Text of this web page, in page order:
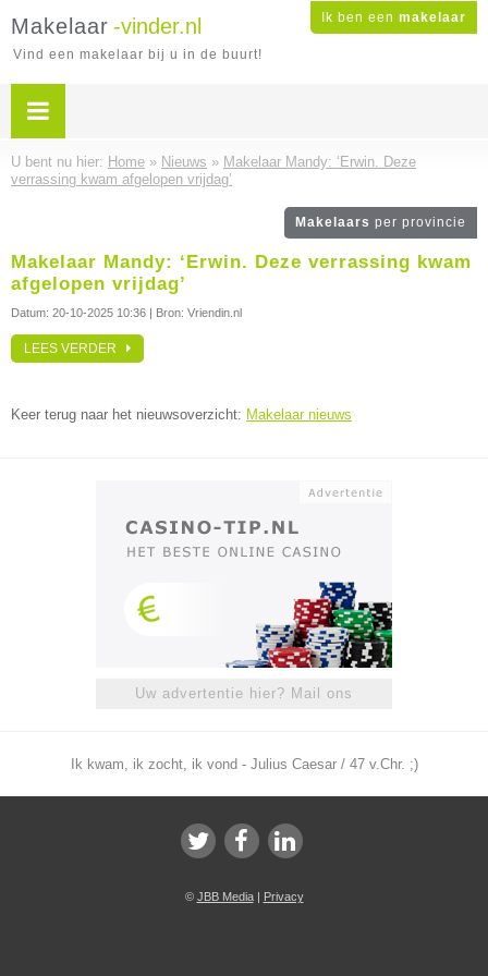
Ik ben een makelaar
Makelaar -vinder.nl
Vind een makelaar bij u in de buurt!
U bent nu hier: Home » Nieuws » Makelaar Mandy: ‘Erwin. Deze
verrassing kwam afgelopen vrijdag’
Makelaars per provincie
Makelaar Mandy: ‘Erwin. Deze verrassing kwam
afgelopen vrijdag’
Datum: 20-10-2025 10:36 | Bron: Vriendin.nl
LEES VERDER
Keer terug naar het nieuwsoverzicht: Makelaar nieuws
Uw advertentie hier? Mail ons
Ik kwam, ik zocht, ik vond - Julius Caesar / 47 v.Chr. ;)
© JBB Media| Privacy